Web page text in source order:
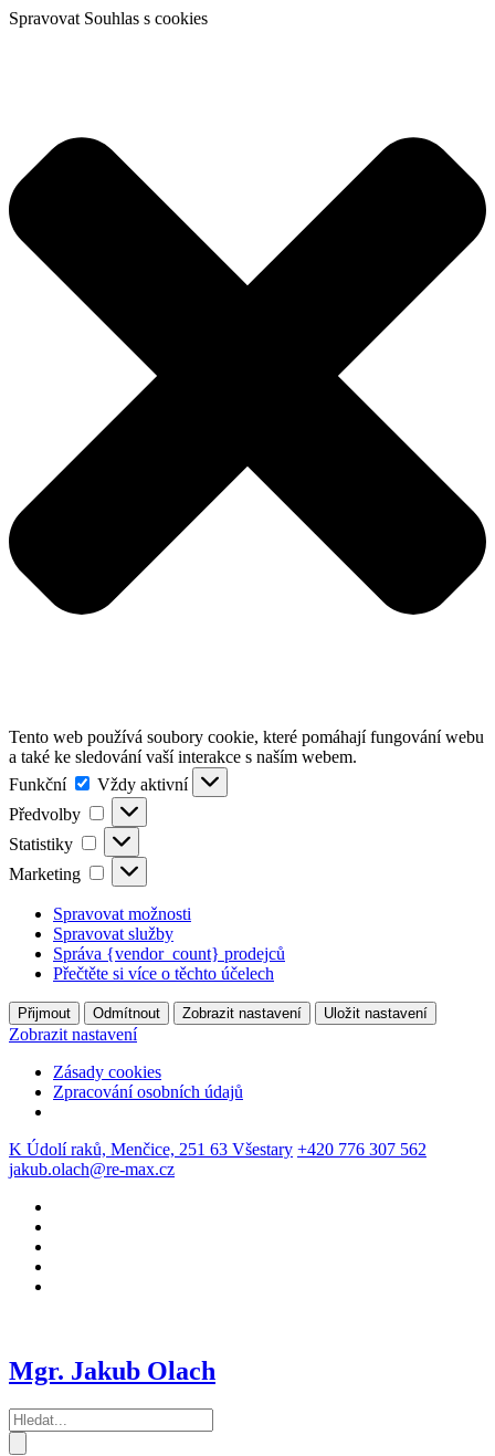
Spravovat Souhlas s cookies
Tento web používá soubory cookie, které pomáhají fungování webu
a také ke sledování vaší interakce s naším webem.
Funkční
Funkční
Vždy aktivní
Předvolby
Předvolby
Statistiky Statistiky
Marketing Marketing
Spravovat možnosti
Spravovat služby
Správa {vendor_count} prodejců
Přečtěte si více o těchto účelech
Přijmout Odmítnout Zobrazit nastavení Uložit nastavení
Zobrazit nastavení
Zásady cookies
Zpracování osobních údajů
K Údolí raků, Menčice, 251 63 Všestary +420 776 307 562
jakub.olach@re-max.cz
Mgr. Jakub Olach